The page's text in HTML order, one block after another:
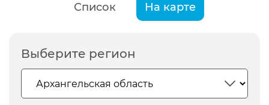
Список На карте
Выберите регион